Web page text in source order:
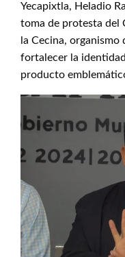
Yecapixtla, Heladio
toma de protesta del
la Cecina,
fortalecer la
producto